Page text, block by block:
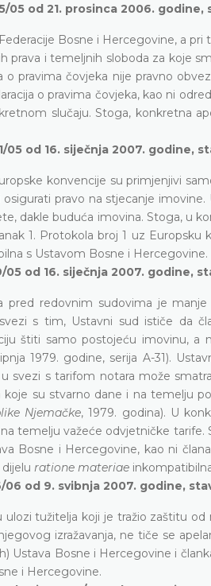
od 21. prosinca 2006. godine,
Bosne i Hercegovine, a
prava i temeljnih sloboda za koje
o pravima čovjeka nije pravno
o pravima čovjeka, kao ni
slučaju. Stoga, konkretna
05 od 16. siječnja 2007. godine,
konvencije su primjenjivi
pravo na stjecanje
dakle buduća imovina. Stoga, u
1. Protokola broj 1 uz Europsku
s Ustavom Bosne i Hercegovine.
od 16. siječnja 2007. godine,
pred redovnim sudovima je
s tim, Ustavni sud ističe da
štiti samo postojeću imovinu, a
1979. godine, serija A-31).
svezi s tarifom notara može
su stvarno dane i na temelju
Njemačke, 1979. godina). U
temelju važeće odvjetničke
Bosne i Hercegovine, kao ni
ratione materiae
od 9. svibnja 2007. godine,
tužitelja koji je tražio zaštitu
izražavanja, ne tiče se
Ustava Bosne i Hercegovine i
i Hercegovine.